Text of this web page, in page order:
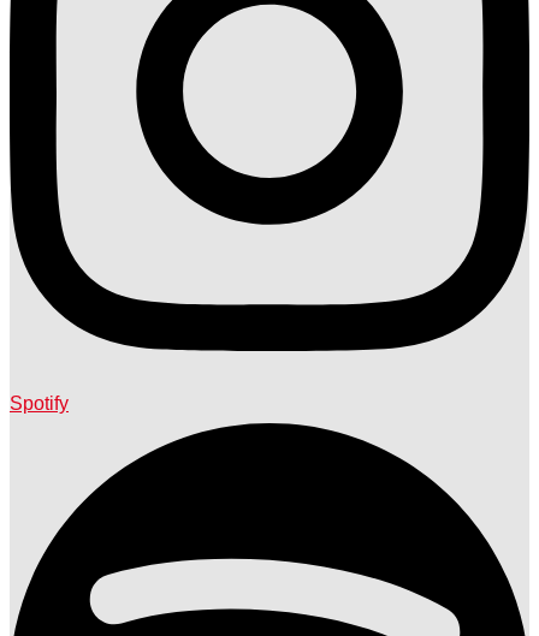
Spotify